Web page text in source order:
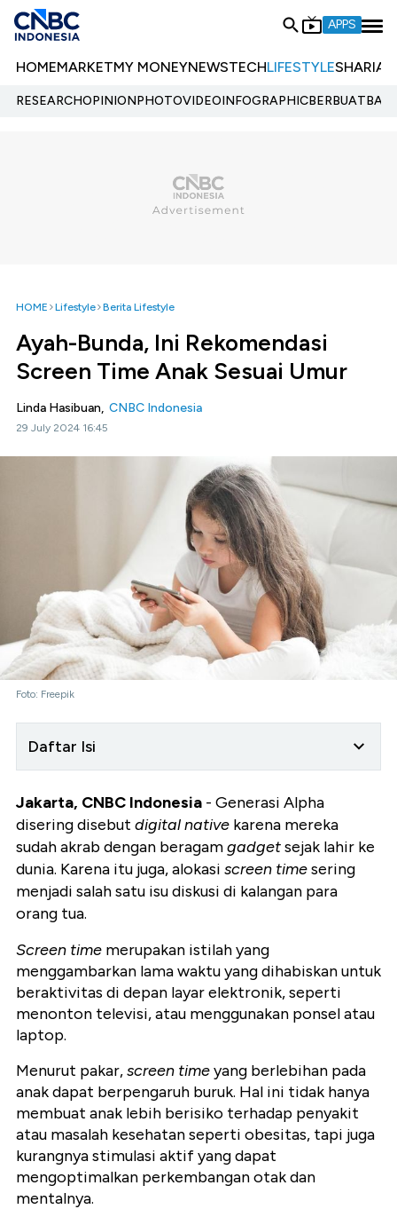
APPS
HOMEMARKETMY MONEYNEWSTECHLIFESTYLESHARIA
RESEARCHOPINIONPHOTOVIDEOINFOGRAPHIC
HOME Lifestyle Berita Lifestyle
Ayah-Bunda, Ini Rekomendasi
Screen Time Anak Sesuai Umur
Linda Hasibuan, CNBC Indonesia
29 July 2024 16:45
Foto: Freepik
Daftar Isi
Jakarta, CNBC Indonesia - Generasi Alpha
disering disebut digital native karena mereka
sudah akrab dengan beragamgadgetsejak lahir ke
dunia. Karena itu juga, alokasi screen timesering
menjadi salah satu isu diskusi di kalangan para
orang tua.
Screen time merupakan istilah yang
menggambarkan lama waktu yang dihabiskan untuk
beraktivitas di depan layar elektronik, seperti
menonton televisi, atau menggunakan ponsel atau
laptop.
Menurut pakar,screen timeyang berlebihan pada
anak dapat berpengaruh buruk. Hal ini tidak hanya
membuat anak lebih berisiko terhadap penyakit
atau masalah kesehatan seperti obesitas, tapi juga
kurangnya stimulasi aktif yang dapat
mengoptimalkan perkembangan otak dan
mentalnya.